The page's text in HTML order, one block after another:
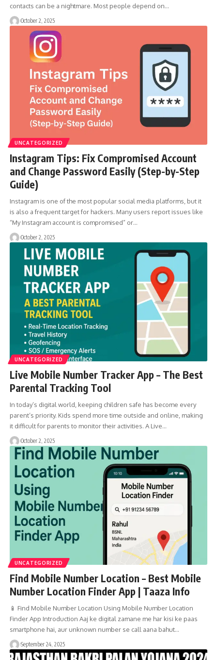
contacts can be a nightmare. Most people depend on…
October 2, 2025
UNCATEGORIZED
Instagram Tips: Fix Compromised Account
and Change Password Easily (Step-by-Step
Guide)
Instagram is one of the most popular social media platforms, but it
is also a frequent target for hackers. Many users report issues like
“My Instagram account is compromised” or…
October 2, 2025
UNCATEGORIZED
Live Mobile Number Tracker App – The Best
Parental Tracking Tool
In today’s digital world, keeping children safe has become every
parent’s priority. Kids spend more time outside and online, making
it difficult for parents to monitor their activities. A Live…
October 2, 2025
UNCATEGORIZED
Find Mobile Number Location – Best Mobile
Number Location Finder App | Taaza Info
📱 Find Mobile Number Location Using Mobile Number Location
Finder App Introduction Aaj ke digital zamane me har kisi ke paas
smartphone hai, aur unknown number se call aana bahut…
September 24, 2025